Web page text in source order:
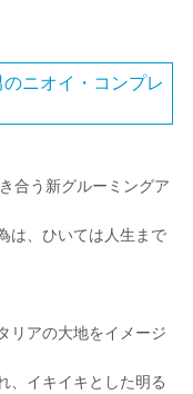
ニオイ・コンプレ
合う新グルーミングア
は、ひいては人生まで
リアの大地をイメージ
、イキイキとした明る